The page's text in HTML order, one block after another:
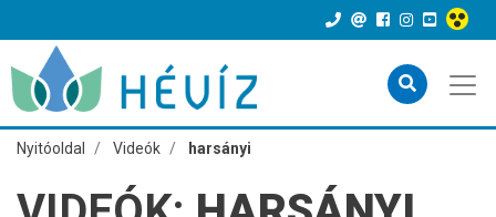
Nyitóoldal Videók harsányi